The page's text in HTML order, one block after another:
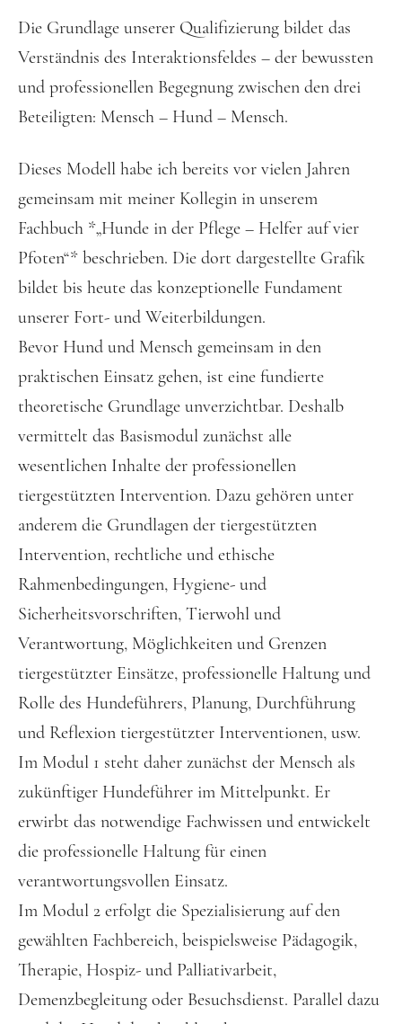
Die Grundlage unserer Qualifizierung bildet das
Verständnis des Interaktionsfeldes – der bewussten
und professionellen Begegnung zwischen den drei
Beteiligten: Mensch – Hund – Mensch.
Dieses Modell habe ich bereits vor vielen Jahren
gemeinsam mit meiner Kollegin in unserem
Fachbuch *„Hunde in der Pflege – Helfer auf vier
Pfoten“* beschrieben. Die dort dargestellte Grafik
bildet bis heute das konzeptionelle Fundament
unserer Fort- und Weiterbildungen.
Bevor Hund und Mensch gemeinsam in den
praktischen Einsatz gehen, ist eine fundierte
theoretische Grundlage unverzichtbar. Deshalb
vermittelt das Basismodul zunächst alle
wesentlichen Inhalte der professionellen
tiergestützten Intervention. Dazu gehören unter
anderem die Grundlagen der tiergestützten
Intervention, rechtliche und ethische
Rahmenbedingungen, Hygiene- und
Sicherheitsvorschriften, Tierwohl und
Verantwortung, Möglichkeiten und Grenzen
tiergestützter Einsätze, professionelle Haltung und
Rolle des Hundeführers, Planung, Durchführung
und Reflexion tiergestützter Interventionen, usw.
Im Modul 1 steht daher zunächst der Mensch als
zukünftiger Hundeführer im Mittelpunkt. Er
erwirbt das notwendige Fachwissen und entwickelt
die professionelle Haltung für einen
verantwortungsvollen Einsatz.
Im Modul 2 erfolgt die Spezialisierung auf den
gewählten Fachbereich, beispielsweise Pädagogik,
Therapie, Hospiz- und Palliativarbeit,
Demenzbegleitung oder Besuchsdienst. Parallel dazu